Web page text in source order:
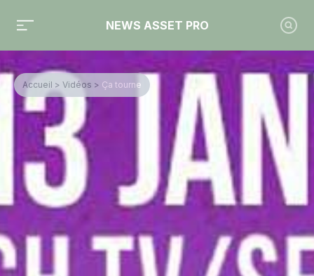
NEWS ASSET PRO
Accueil > Vidéos > Ça tourne